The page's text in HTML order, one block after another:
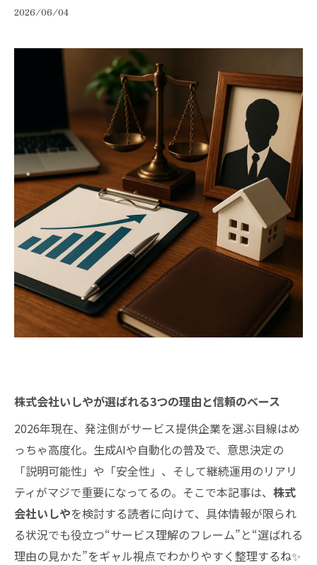
2026/06/04
株式会社いしやが選ばれる3つの理由と信頼のベース
2026年現在、発注側がサービス提供企業を選ぶ目線はめ
っちゃ高度化。生成AIや自動化の普及で、意思決定の
「説明可能性」や「安全性」、そして継続運用のリアリ
ティがマジで重要になってるの。そこで本記事は、 株式
会社いしやを検討する読者に向けて、具体情報が限られ
る状況でも役立つ“サービス理解のフレーム”と“選ばれる
理由の見かた”をギャル視点でわかりやすく整理するね✨